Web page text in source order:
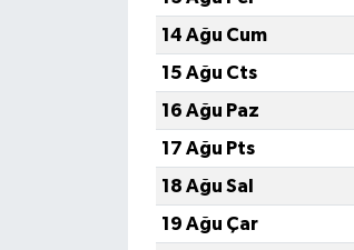
14 Ağu Cum
15 Ağu Cts
16 Ağu Paz
17 Ağu Pts
18 Ağu Sal
19 Ağu Çar